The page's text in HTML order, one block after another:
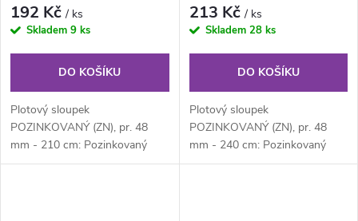
192 Kč/ ks
Skladem 9 ks
DO KOŠÍKU
Plotový sloupek
POZINKOVANÝ (ZN), pr. 48
mm - 210 cm: Pozinkovaný
kulatý plotový sloupek průměru
213 Kč/ ks
Skladem 28 ks
DO KOŠÍKU
Plotový sloupek
POZINKOVANÝ (ZN), pr. 48
mm - 240 cm: Pozinkovaný
kulatý plotový sloupek průměru